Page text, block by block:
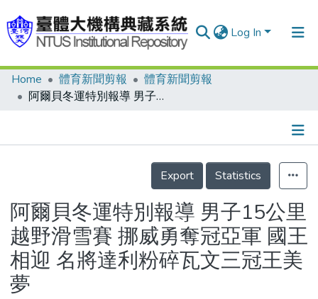
Log In
Communities & Collections
Statistics
Home 體育新聞剪報
體育新聞剪報
阿爾貝冬運特別報導 男子15公里越野滑雪賽 挪威勇奪冠亞軍 國王相迎 名將達利粉碎瓦文三冠王美夢
Details
Export
Statistics
阿爾貝冬運特別報導 男子15公里
越野滑雪賽 挪威勇奪冠亞軍 國王
相迎 名將達利粉碎瓦文三冠王美
夢